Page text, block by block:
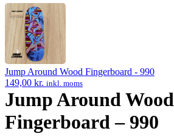
Next
product:
Jump Around Wood Fingerboard - 990
149,00 kr. inkl. moms
Jump Around Wood
Fingerboard – 990